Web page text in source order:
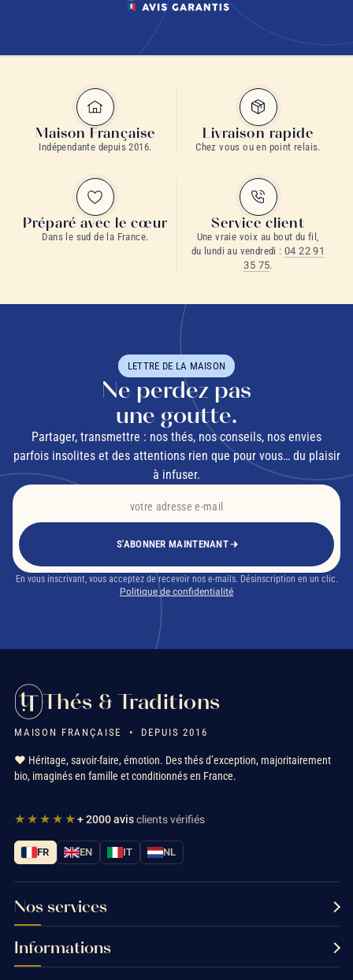
Maison Française
Indépendante depuis 2016.
Livraison rapide
Chez vous ou en point relais.
Préparé avec le cœur
Dans le sud de la France.
Service client
Une vraie voix au bout du fil,
du lundi au vendredi :04 22 91
35 75.
LETTRE DE LA MAISON
Ne perdez pas
une goutte.
Partager, transmettre : nos thés, nos conseils, nos envies
parfois insolites et des attentions rien que pour vous… du plaisir
à infuser.
S'ABONNER MAINTENANT
En vous inscrivant, vous acceptez de recevoir nos e-mails. Désinscription en un clic.
Politique de confidentialité
Thés & Traditions
MAISON FRANÇAISE • DEPUIS 2016
❤️ Héritage, savoir-faire, émotion. Des thés d’exception, majoritairement
bio, imaginés en famille et conditionnés en France.
★★★★★+ 2000 avisclients vérifiés
FR EN IT NL
Nos services
Informations